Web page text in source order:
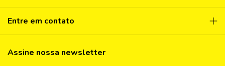
Entre em contato
Assine nossa newsletter